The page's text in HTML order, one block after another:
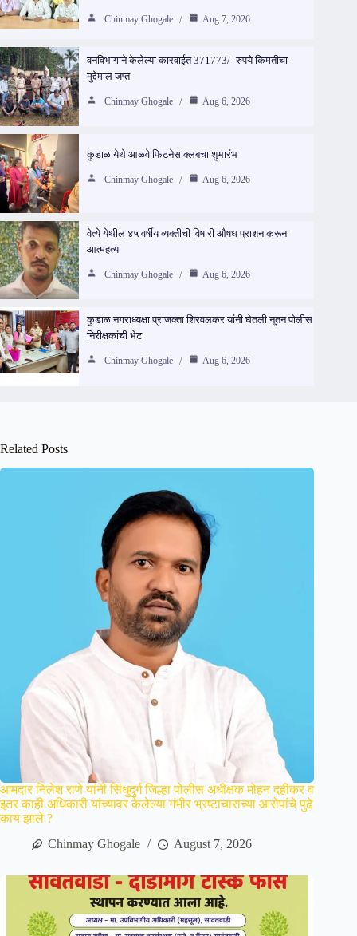
Chinmay Ghogale Aug 7, 2026
वनविभागाने केलेल्या कारवाईत 371773/- रुपये किमतीचा
मुद्देमाल जप्त
Chinmay Ghogale Aug 6, 2026
कुडाळ येथे आळवे फिटनेस क्लबचा शुभारंभ
Chinmay Ghogale Aug 6, 2026
वेत्ये येथील ४५ वर्षीय व्यक्तीची विषारी औषध प्राशन करून
आत्महत्या
Chinmay Ghogale Aug 6, 2026
कुडाळ नगराध्यक्षा प्राजक्ता शिरवलकर यांनी घेतली नूतन पोलीस
निरीक्षकांची भेट
Chinmay Ghogale Aug 6, 2026
Related Posts
आमदार निलेश राणे यांनी सिंधुदुर्ग जिल्हा पोलीस अधीक्षक मोहन दहीकर व
इतर काही अधिकारी यांच्यावर केलेल्या गंभीर भ्रष्टाचाराच्या आरोपांचे पुढे
काय झाले ?
Chinmay Ghogale
August 7, 2026